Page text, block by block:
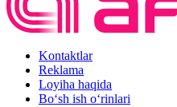
Kontaktlar
Reklama
Loyiha haqida
Bo‘sh ish o‘rinlari